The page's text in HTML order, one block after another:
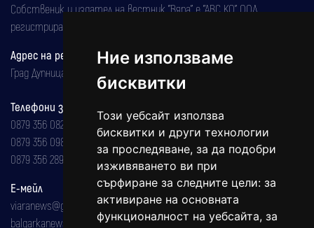
Ние използваме
бисквитки
Този уебсайт използва
бисквитки и други технологии
за проследяване, за да подобри
изживяването ви при
сърфиране за следните цели: за
активиране на основната
функционалност на уебсайта, за
Собственик и издател на вестник "Вяра" е "АВС КО" ООД,
регистрирана на 08.05.2002 година.
Адрес на редакцията
Град Дупница, ул.''Христо Ботев" 43
Телефони за реклама и абонаменти
0879 356 082
0879 356 098
0879 356 289
Е-мейл
viaranews@gmail.com
balgarkanews@gmail.com